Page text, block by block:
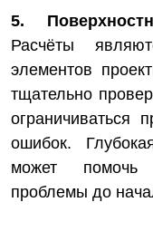
5.
Расчёты
элементов
тщательно
ограничиваться
ошибок.
может помочь
проблемы до